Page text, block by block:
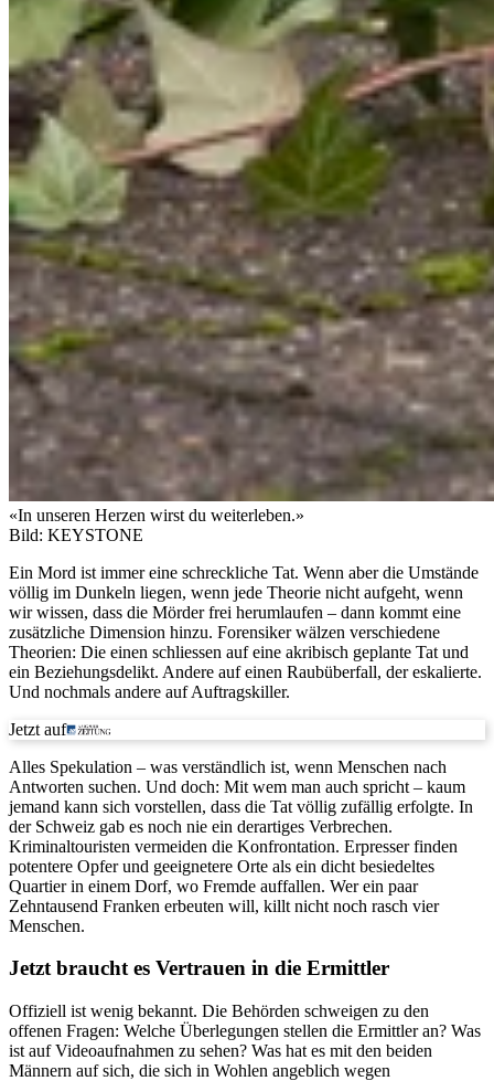
«In unseren Herzen wirst du weiterleben.»
Bild: KEYSTONE
Ein Mord ist immer eine schreckliche Tat. Wenn aber die Umstände
völlig im Dunkeln liegen, wenn jede Theorie nicht aufgeht, wenn
wir wissen, dass die Mörder frei herumlaufen – dann kommt eine
zusätzliche Dimension hinzu. Forensiker wälzen verschiedene
Theorien: Die einen schliessen auf eine akribisch geplante Tat und
ein Beziehungsdelikt. Andere auf einen Raubüberfall, der eskalierte.
Und nochmals andere auf Auftragskiller.
Jetzt auf
Alles Spekulation – was verständlich ist, wenn Menschen nach
Antworten suchen. Und doch: Mit wem man auch spricht – kaum
jemand kann sich vorstellen, dass die Tat völlig zufällig erfolgte. In
der Schweiz gab es noch nie ein derartiges Verbrechen.
Kriminaltouristen vermeiden die Konfrontation. Erpresser finden
potentere Opfer und geeignetere Orte als ein dicht besiedeltes
Quartier in einem Dorf, wo Fremde auffallen. Wer ein paar
Zehntausend Franken erbeuten will, killt nicht noch rasch vier
Menschen.
Jetzt braucht es Vertrauen in die Ermittler
Offiziell ist wenig bekannt. Die Behörden schweigen zu den
offenen Fragen: Welche Überlegungen stellen die Ermittler an? Was
ist auf Videoaufnahmen zu sehen? Was hat es mit den beiden
Männern auf sich, die sich in Wohlen angeblich wegen